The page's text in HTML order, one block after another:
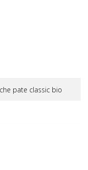
pate classic bio